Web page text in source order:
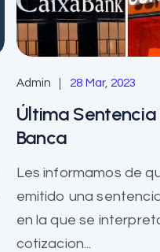
Admin 28 Mar, 2023
Última Sentencia
Banca
Les informamos de
emitido una
en la que se
cotizacion...